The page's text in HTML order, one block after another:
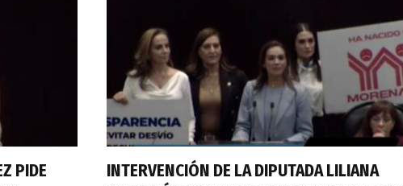
PIDE
INTERVENCIÓN DE LA DIPUTADA LILIANA